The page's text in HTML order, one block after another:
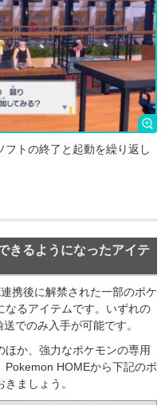
トの終了と起動を繰り返し
きるようになったアイテ
携後に解禁された一部のポケ
なるアイテムです。いずれの
でのみ入手が可能です。
か、強力なポケモンの専用
Pokemon HOMEから下記のポ
ましょう。